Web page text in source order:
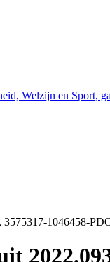
Welzijn en Sport,
1046458-